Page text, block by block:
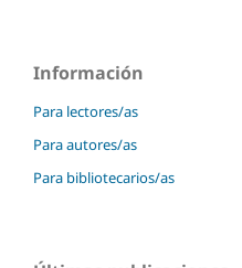
Información
Para lectores/as
Para autores/as
Para bibliotecarios/as